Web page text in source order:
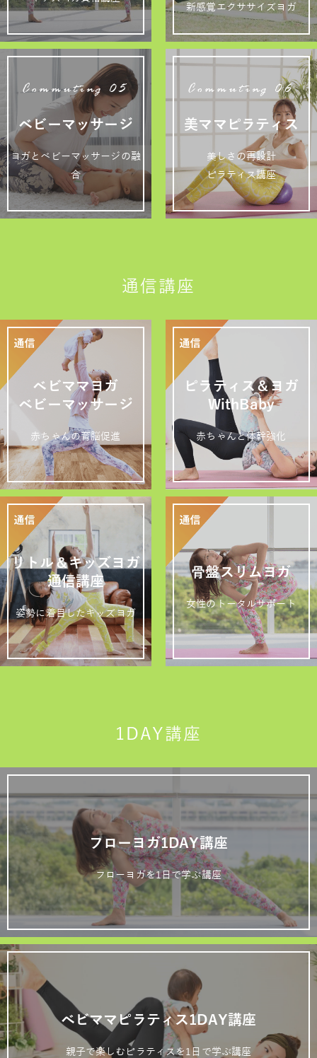
新感覚エクササイズヨガ
Commuting 05
ベビーマッサージ
ヨガとベビーマッサージの融
合
Commuting 06
美ママピラティス
美しさの再設計
ピラティス講座
通信講座
ベビママヨガ
ベビーマッサージ
赤ちゃんの育脳促進
ピラティス＆ヨガ
WithBaby
赤ちゃんと体幹強化
リトル＆キッズヨガ
通信講座
姿勢に着目したキッズヨガ
骨盤スリムヨガ
女性のトータルサポート
1DAY講座
フローヨガ1DAY講座
フローヨガを1日で学ぶ講座
ベビママピラティス1DAY講座
親子で楽しむピラティスを1日で学ぶ講座